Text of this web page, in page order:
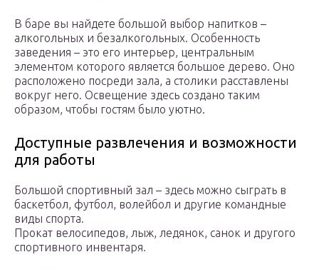
В баре вы найдете большой выбор напитков –
алкогольных и безалкогольных. Особенность
заведения – это его интерьер, центральным
элементом которого является большое дерево. Оно
расположено посреди зала, а столики расставлены
вокруг него. Освещение здесь создано таким
образом, чтобы гостям было уютно.
Доступные развлечения и возможности
для работы
Большой спортивный зал – здесь можно сыграть в
баскетбол, футбол, волейбол и другие командные
виды спорта.
Прокат велосипедов, лыж, ледянок, санок и другого
спортивного инвентаря.